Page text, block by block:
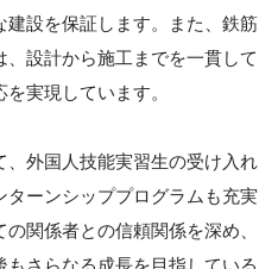
設を保証します。また、鉄筋
設計から施工までを一貫して
実現しています。
、外国人技能実習生の受け入れ
ーンシッププログラムも充実
関係者との信頼関係を深め、
さらなる成長を目指している